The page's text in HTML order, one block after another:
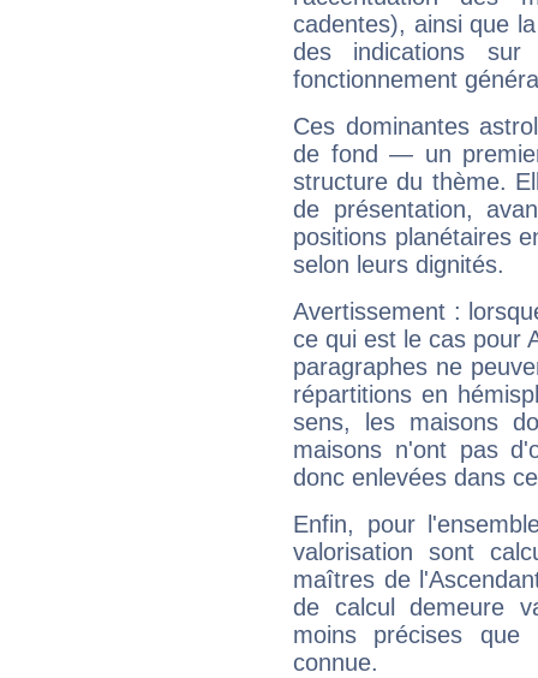
cadentes), ainsi que
des indications sur
fonctionnement
Ces dominantes
de fond — un
structure du thème.
de présentation,
positions planétaires
selon leurs dignités.
Avertissement :
ce qui est le cas pour
paragraphes ne
répartitions en
sens, les maisons
maisons n'ont pas
donc enlevées dans
Enfin, pour
valorisation sont
maîtres de
de calcul demeure
moins précises que
connue.